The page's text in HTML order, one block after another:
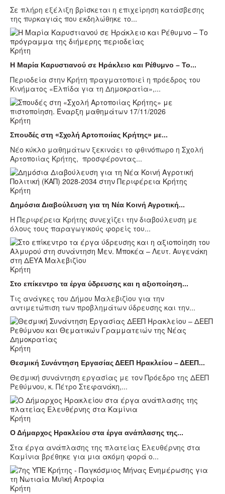
Σε πλήρη εξέλιξη βρίσκεται η επιχείρηση κατάσβεσης
της πυρκαγιάς που εκδηλώθηκε το...
Κρήτη
Η Μαρία Καρυστιανού σε Ηράκλειο και Ρέθυμνο – Το...
Περιοδεία στην Κρήτη πραγματοποιεί η πρόεδρος του
Κινήματος «Ελπίδα για τη Δημοκρατία»,...
Κρήτη
Σπουδές στη «Σχολή Αρτοποιίας Κρήτης» με...
Νέο κύκλο μαθημάτων ξεκινάει το φθινόπωρο η Σχολή
Αρτοποιίας Κρήτης, προσφέροντας...
Κρήτη
Δημόσια Διαβούλευση για τη Νέα Κοινή Αγροτική...
Η Περιφέρεια Κρήτης συνεχίζει την διαβούλευση με
όλους τους παραγωγικούς φορείς του...
Κρήτη
Στο επίκεντρο τα έργα ύδρευσης και η αξιοποίηση...
Τις ανάγκες του Δήμου Μαλεβιζίου για την
αντιμετώπιση των προβλημάτων ύδρευσης και την...
Κρήτη
Θεσμική Συνάντηση Εργασίας ΔΕΕΠ Ηρακλείου – ΔΕΕΠ...
Θεσμική συνάντηση εργασίας με τον Πρόεδρο της ΔΕΕΠ
Ρεθύμνου, κ. Πέτρο Στεφανάκη,...
Κρήτη
Ο Δήμαρχος Ηρακλείου στα έργα ανάπλασης της...
Στα έργα ανάπλασης της πλατείας Ελευθέρνης στα
Καμίνια βρέθηκε για μια ακόμη φορά ο...
Κρήτη